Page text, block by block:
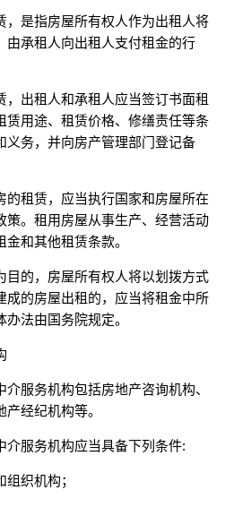
是指房屋所有权人作为出租人将
由承租人向出租人支付租金的行
出租人和承租人应当签订书面租
赁用途、租赁价格、修缮责任等条
义务，并向房产管理部门登记备
租赁，应当执行国家和房屋所在
策。租用房屋从事生产、经营活动
和其他租赁条款。
的，房屋所有权人将以划拨方式
成的房屋出租的，应当将租金中所
法由国务院规定。
服务机构包括房地产咨询机构、
经纪机构等。
服务机构应当具备下列条件:
组织机构；